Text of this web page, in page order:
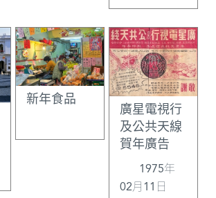
新年食品
廣星電視行
及公共天線
賀年廣告
1975年
02月11日